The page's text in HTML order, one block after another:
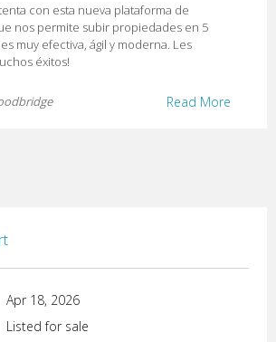
con esta nueva plataforma de
nos permite subir propiedades en 5
muy efectiva, ágil y moderna. Les
éxitos!
Read More
Apr 18, 2026
Listed for sale